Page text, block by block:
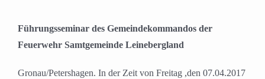
Führungsseminar des Gemeindekommandos der
Feuerwehr Samtgemeinde Leinebergland
Gronau/Petershagen. In der Zeit von Freitag ,den 07.04.2017